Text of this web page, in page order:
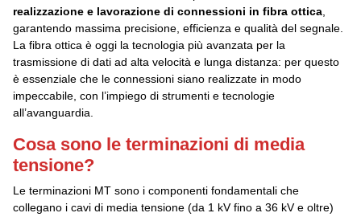
UTVFLEX®-VS
PANZERLITE
UTVFLEX®-PUR HF YELLOW
UTVFLEX®-PUR HF
CAVI MEDIA TENSIONE PER
UTVFLEX®-R MT/ RS MT FO
UTVFLEX®-R MT/ RS MT
PANZERFLEX-ELX
CAVI BASKET SPREADER
UTVFLEX® BASKET WITH BALL ROPES
UTVFLEX®- BASKET 0.6/1 KV LEAD FREE
BASKETHEAVYFLEX
CAVI OFFSHORE
CAVI OFFSHORE
CAVI NAVALI
TERMINAZIONI
CALZE TIRACAVO E MOLLE
CALZE TIRACAVO E MOLLE AMMORTIZZATRICI
CASSETTE DI GIUNZIONE
CASSETTE DI GIUNZIONE
realizzazione e lavorazione di connessioni in fibra ottica
garantendo massima precisione, efficienza e qualità del segnale.
La fibra ottica è oggi la tecnologia più avanzata per la
trasmissione di dati ad alta velocità e lunga distanza: per questo
è essenziale che le connessioni siano realizzate in modo
impeccabile, con l’impiego di strumenti e tecnologie
all’avanguardia.
Cosa sono le terminazioni di media
tensione?
Le terminazioni MT sono i componenti fondamentali che
collegano i cavi di media tensione (da 1 kV fino a 36 kV e oltre)